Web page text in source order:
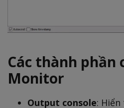
Các thành phần
Monitor
Output console: